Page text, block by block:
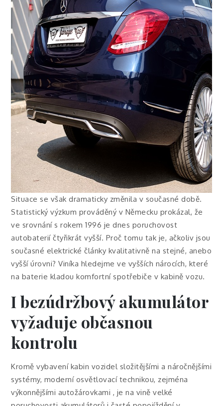
Situace se však dramaticky změnila v současné době.
Statistický výzkum prováděný v Německu prokázal, že
ve srovnání s rokem 1996 je dnes poruchovost
autobaterií čtyřikrát vyšší. Proč tomu tak je, ačkoliv jsou
současné elektrické články kvalitativně na stejné, anebo
vyšší úrovni? Viníka hledejme ve vyšších nárocích, které
na baterie kladou komfortní spotřebiče v kabině vozu.
I bezúdržbový akumulátor
vyžaduje občasnou
kontrolu
Kromě vybavení kabin vozidel složitějšími a náročnějšími
systémy, moderní osvětlovací technikou, zejména
výkonnějšími autožárovkami , je na vině velké